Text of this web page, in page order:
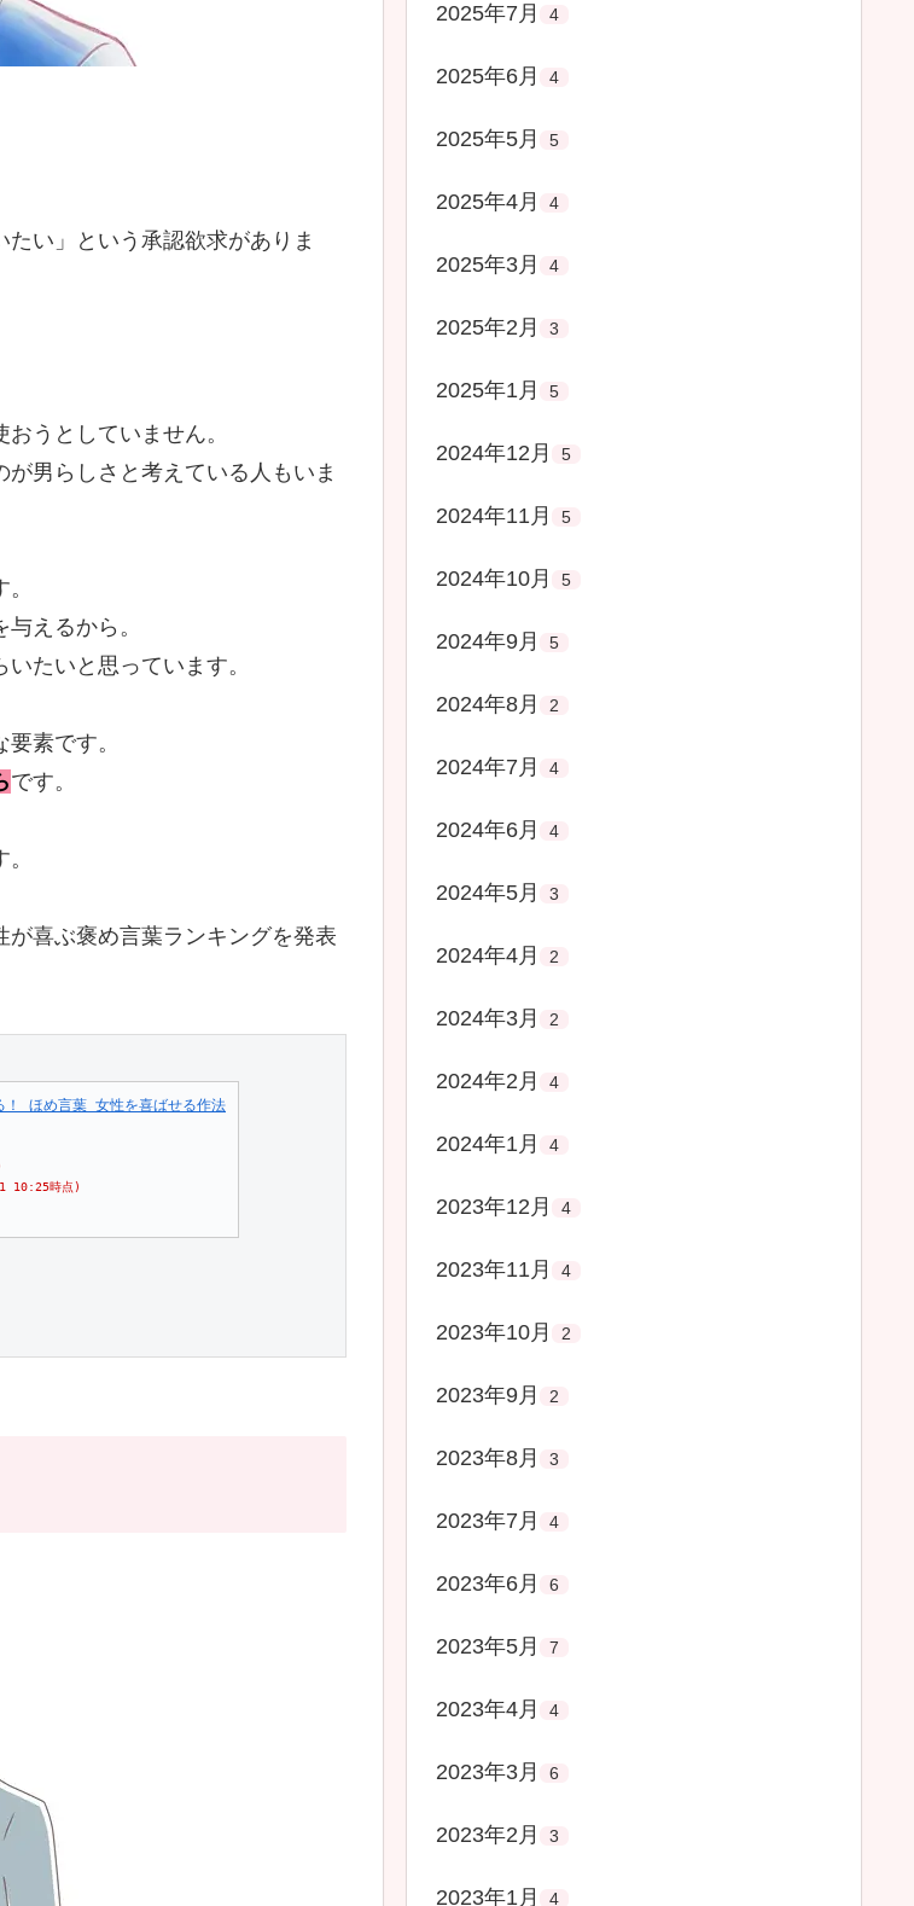
い」という承認欲求がありま
うとしていません。
男らしさと考えている人もいま
えるから。
たいと思っています。
素です。
です。
喜ぶ褒め言葉ランキングを発表
！ ほめ言葉 女性を喜ばせる作法
10:25時点)
2025年7月 4
2025年6月 4
2025年5月 5
2025年4月 4
2025年3月 4
2025年2月 3
2025年1月 5
2024年12月 5
2024年11月 5
2024年10月 5
2024年9月 5
2024年8月 2
2024年7月 4
2024年6月 4
2024年5月 3
2024年4月 2
2024年3月 2
2024年2月 4
2024年1月 4
2023年12月 4
2023年11月 4
2023年10月 2
2023年9月 2
2023年8月 3
2023年7月 4
2023年6月 6
2023年5月 7
2023年4月 4
2023年3月 6
2023年2月 3
2023年1月 4